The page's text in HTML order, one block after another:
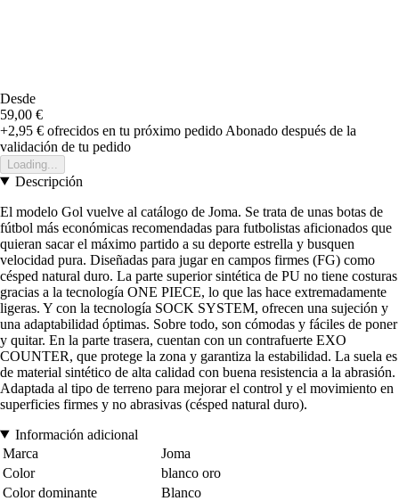
Desde
59,00 €
+2,95 € ofrecidos en tu próximo pedido Abonado después de la
validación de tu pedido
Loading...
Descripción
El modelo Gol vuelve al catálogo de Joma. Se trata de unas botas de
fútbol más económicas recomendadas para futbolistas aficionados que
quieran sacar el máximo partido a su deporte estrella y busquen
velocidad pura. Diseñadas para jugar en campos firmes (FG) como
césped natural duro. La parte superior sintética de PU no tiene costuras
gracias a la tecnología ONE PIECE, lo que las hace extremadamente
ligeras. Y con la tecnología SOCK SYSTEM, ofrecen una sujeción y
una adaptabilidad óptimas. Sobre todo, son cómodas y fáciles de poner
y quitar. En la parte trasera, cuentan con un contrafuerte EXO
COUNTER, que protege la zona y garantiza la estabilidad. La suela es
de material sintético de alta calidad con buena resistencia a la abrasión.
Adaptada al tipo de terreno para mejorar el control y el movimiento en
superficies firmes y no abrasivas (césped natural duro).
Información adicional
Marca
Joma
Color
blanco oro
Color dominante
Blanco